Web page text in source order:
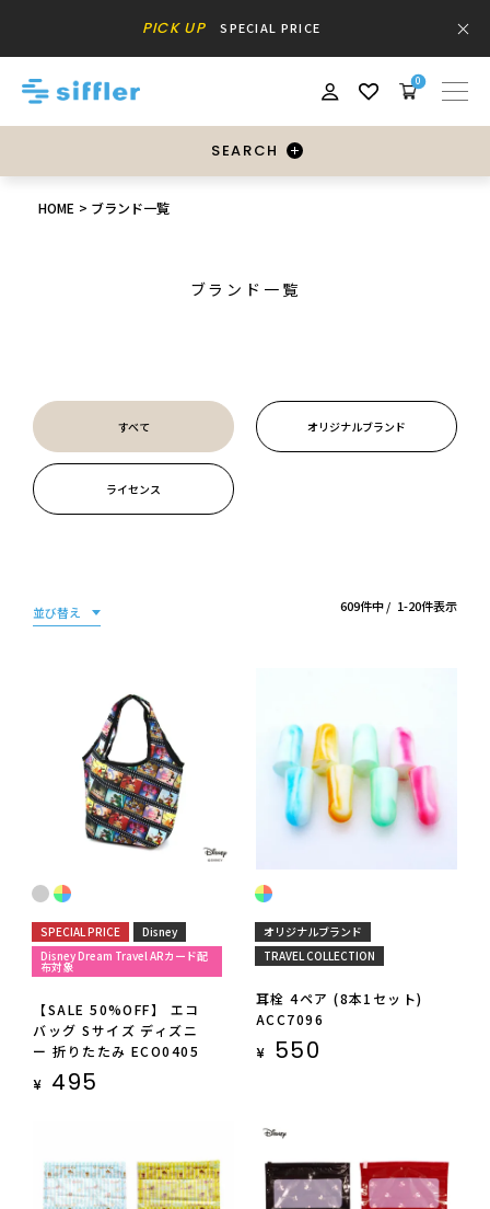
PICK UP SPECIAL PRICE
0
SEARCH
HOME ブランド一覧
ブランド一覧
すべて オリジナルブランド
ライセンス
並び替え 609件中 1-20件表示
SPECIAL PRICE
Disney
Disney Dream Travel ARカード配
布対象
【SALE 50%OFF】 エコ
バッグ Sサイズ ディズニ
ー 折りたたみ ECO0405
¥ 495
オリジナルブランド
TRAVEL COLLECTION
耳栓 4ペア (8本1セット)
ACC7096
¥ 550